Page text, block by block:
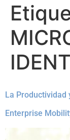
La Productividad
Enterprise